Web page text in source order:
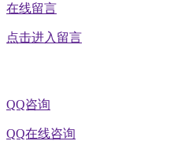
在线留言
点击进入留言
QQ咨询
QQ在线咨询